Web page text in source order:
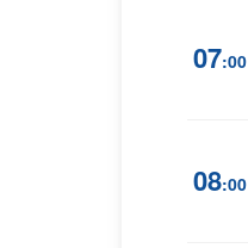
07:00
08:00